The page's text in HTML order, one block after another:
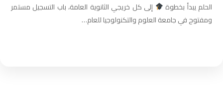
الحلم يبدأ بخطوة
​إلى كل خريجي الثانوية العامة، باب التسجيل مستمر
ومفتوح في جامعة العلوم والتكنولوجيا للعام…